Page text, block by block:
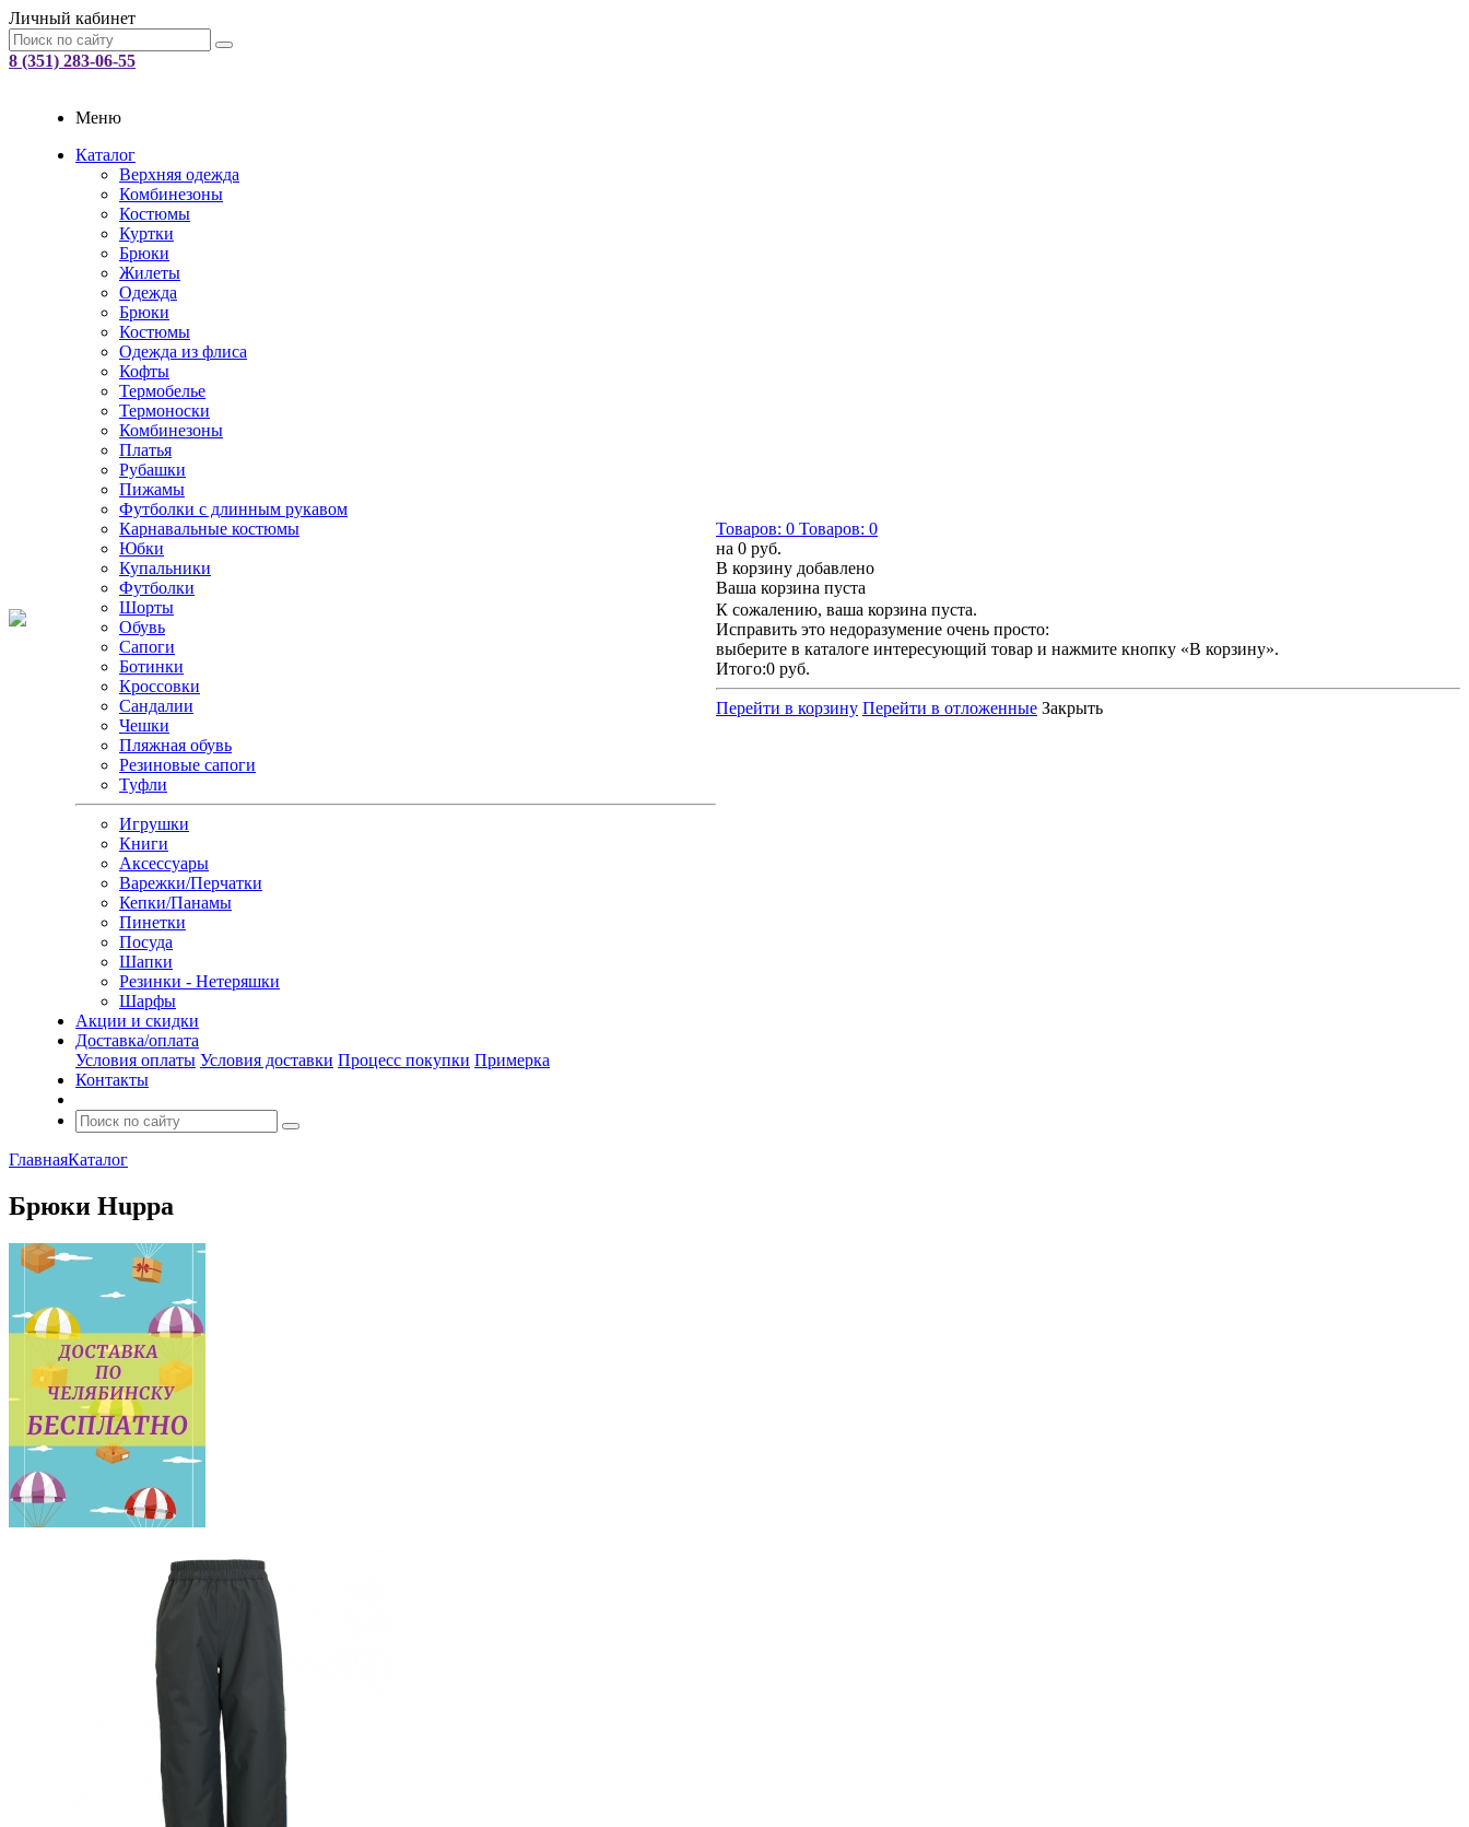
Личный кабинет
8 (351) 283-06-55
Меню
Каталог
Верхняя одежда
Комбинезоны
Костюмы
Куртки
Брюки
Жилеты
Одежда
Брюки
Костюмы
Одежда из флиса
Кофты
Термобелье
Термоноски
Комбинезоны
Платья
Рубашки
Пижамы
Футболки с длинным рукавом
Карнавальные костюмы
Юбки
Купальники
Футболки
Шорты
Обувь
Сапоги
Ботинки
Кроссовки
Сандалии
Чешки
Пляжная обувь
Резиновые сапоги
Туфли
Игрушки
Книги
Аксессуары
Варежки/Перчатки
Кепки/Панамы
Пинетки
Посуда
Шапки
Резинки - Нетеряшки
Шарфы
Акции и скидки
Доставка/оплата
Условия оплаты Условия доставки Процесс покупки Примерка
Контакты
Товаров: 0 Товаров: 0
на 0 руб.
В корзину добавлено
Ваша корзина пуста
К сожалению, ваша корзина пуста.
Исправить это недоразумение очень просто:
выберите в каталоге интересующий товар и нажмите кнопку «В корзину».
Итого:0 руб.
Перейти в корзину Перейти в отложенные Закрыть
ГлавнаяКаталог
Брюки Huppa